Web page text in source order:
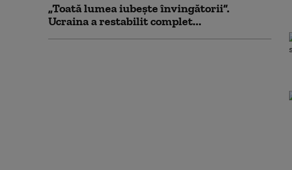
„Toată lumea iubește învingătorii”.
Ucraina a restabilit complet...